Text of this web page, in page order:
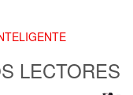
LECTORES